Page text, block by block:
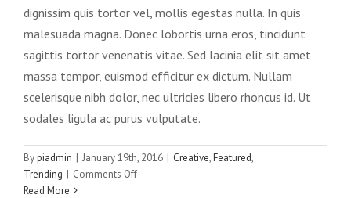
dignissim quis tortor vel, mollis egestas nulla. In quis
malesuada magna. Donec lobortis urna eros, tincidunt
sagittis tortor venenatis vitae. Sed lacinia elit sit amet
massa tempor, euismod efficitur ex dictum. Nullam
scelerisque nibh dolor, nec ultricies libero rhoncus id. Ut
sodales ligula ac purus vulputate.
Bypiadmin | January 19th, 2016 | Creative,Featured,
Trending | Comments Offon
Read More